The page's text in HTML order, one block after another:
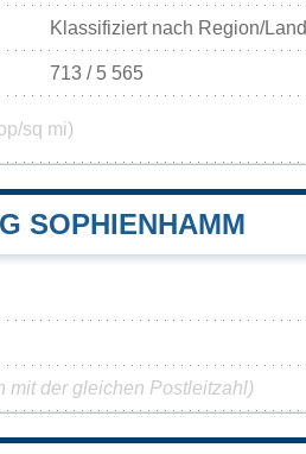
Klassifiziert nach Region/Land
713 / 5 565
sq mi)
SOPHIENHAMM
mit der gleichen Postleitzahl)